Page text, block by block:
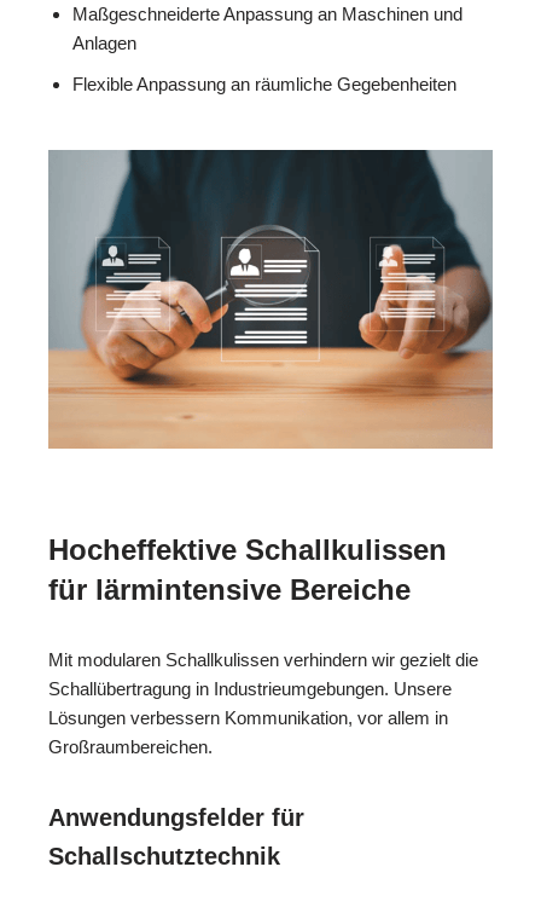
Maßgeschneiderte Anpassung an Maschinen und
Anlagen
Flexible Anpassung an räumliche Gegebenheiten
Hocheffektive Schallkulissen
für lärmintensive Bereiche
Mit modularen Schallkulissen verhindern wir gezielt die
Schallübertragung in Industrieumgebungen. Unsere
Lösungen verbessern Kommunikation, vor allem in
Großraumbereichen.
Anwendungsfelder für
Schallschutztechnik